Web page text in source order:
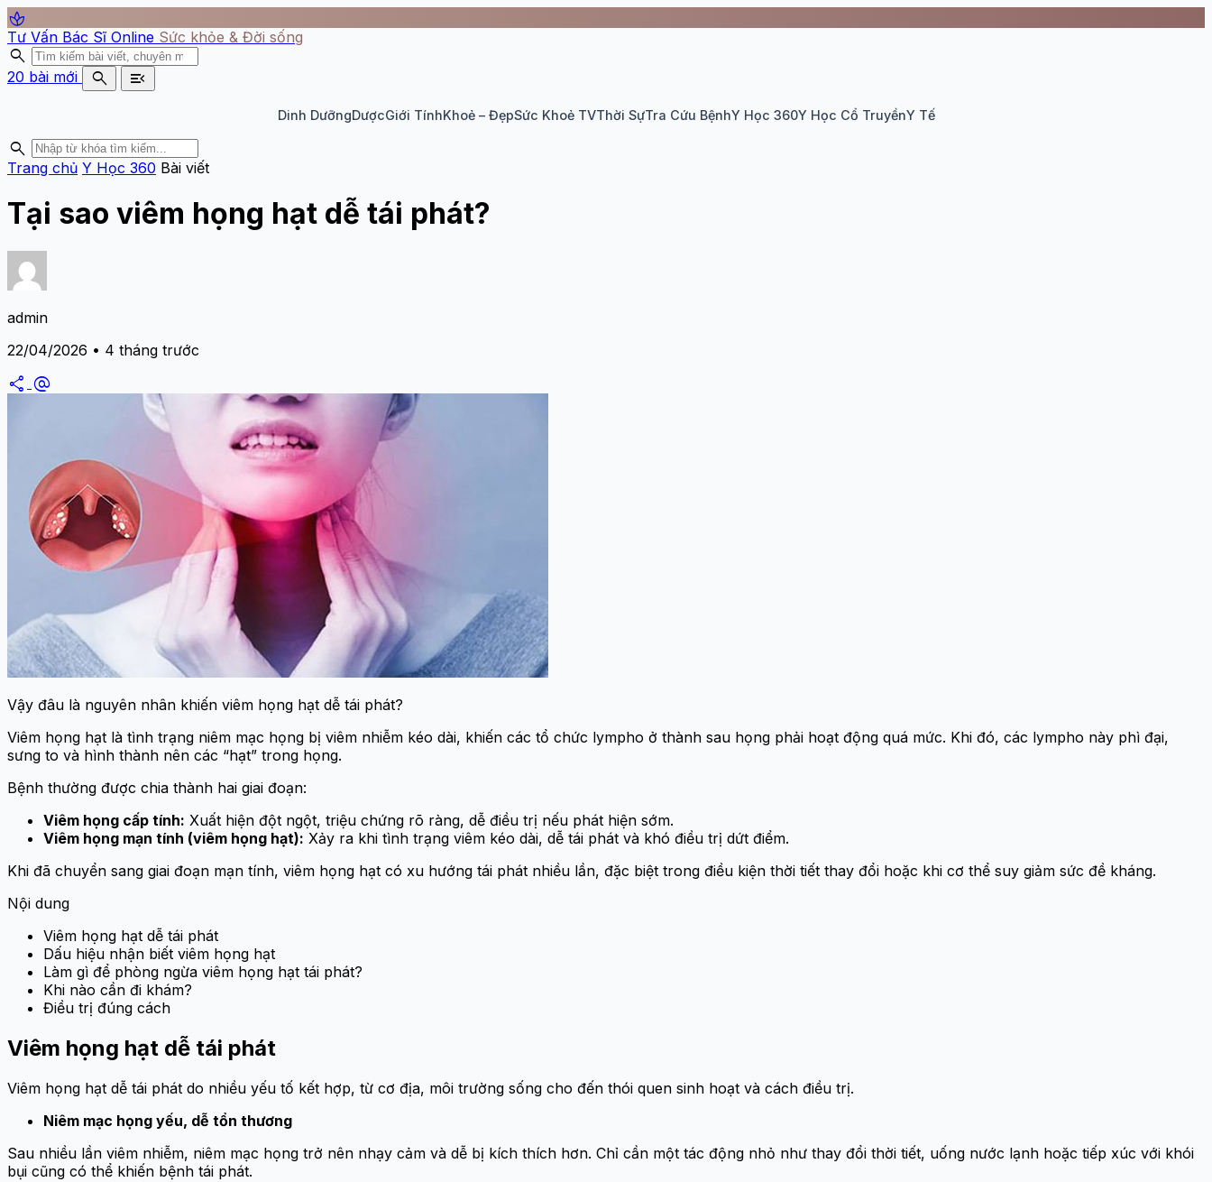
spa
Tư Vấn Bác Sĩ Online Sức khỏe & Đời sống
search
20 bài mới search menu_open
Dinh DưỡngDượcGiới TínhKhoẻ – ĐẹpSức Khoẻ TVThời SựTra Cứu BệnhY Học 360Y Học Cổ TruyềnY Tế
search
Trang chủ Y Học 360 Bài viết
Tại sao viêm họng hạt dễ tái phát?
admin
22/04/2026 • 4 tháng trước
share alternate_email
Vậy đâu là nguyên nhân khiến viêm họng hạt dễ tái phát?
Viêm họng hạt là tình trạng niêm mạc họng bị viêm nhiễm kéo dài, khiến các tổ chức lympho ở thành sau họng phải hoạt động quá mức. Khi đó, các lympho này phì đại,
sưng to và hình thành nên các “hạt” trong họng.
Bệnh thường được chia thành hai giai đoạn:
Viêm họng cấp tính: Xuất hiện đột ngột, triệu chứng rõ ràng, dễ điều trị nếu phát hiện sớm.
Viêm họng mạn tính (viêm họng hạt): Xảy ra khi tình trạng viêm kéo dài, dễ tái phát và khó điều trị dứt điểm.
Khi đã chuyển sang giai đoạn mạn tính, viêm họng hạt có xu hướng tái phát nhiều lần, đặc biệt trong điều kiện thời tiết thay đổi hoặc khi cơ thể suy giảm sức đề kháng.
Nội dung
Viêm họng hạt dễ tái phát
Dấu hiệu nhận biết viêm họng hạt
Làm gì để phòng ngừa viêm họng hạt tái phát?
Khi nào cần đi khám?
Điều trị đúng cách
Viêm họng hạt dễ tái phát
Viêm họng hạt dễ tái phát do nhiều yếu tố kết hợp, từ cơ địa, môi trường sống cho đến thói quen sinh hoạt và cách điều trị.
Niêm mạc họng yếu, dễ tổn thương
Sau nhiều lần viêm nhiễm, niêm mạc họng trở nên nhạy cảm và dễ bị kích thích hơn. Chỉ cần một tác động nhỏ như thay đổi thời tiết, uống nước lạnh hoặc tiếp xúc với khói
bụi cũng có thể khiến bệnh tái phát.